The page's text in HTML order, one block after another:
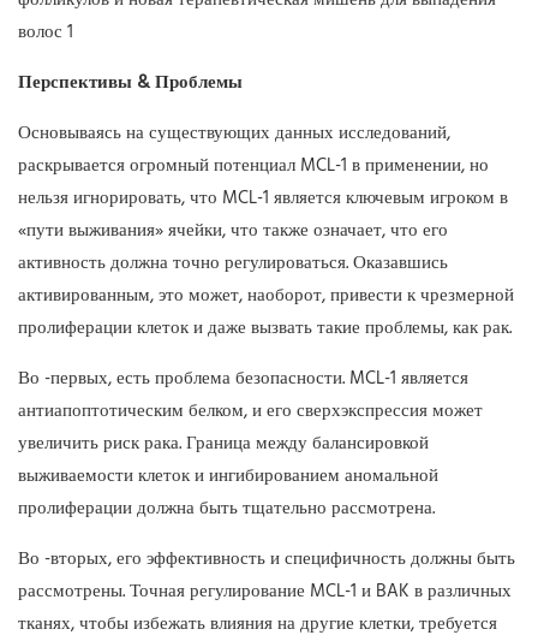
Перспективы & Проблемы
Основываясь на существующих данных исследований,
раскрывается огромный потенциал MCL-1 в применении, но
нельзя игнорировать, что MCL-1 является ключевым игроком в
«пути выживания» ячейки, что также означает, что его
активность должна точно регулироваться. Оказавшись
активированным, это может, наоборот, привести к чрезмерной
пролиферации клеток и даже вызвать такие проблемы, как рак.
Во -первых, есть проблема безопасности. MCL-1 является
антиапоптотическим белком, и его сверхэкспрессия может
увеличить риск рака. Граница между балансировкой
выживаемости клеток и ингибированием аномальной
пролиферации должна быть тщательно рассмотрена.
Во -вторых, его эффективность и специфичность должны быть
рассмотрены. Точная регулирование MCL-1 и BAK в различных
тканях, чтобы избежать влияния на другие клетки, требуется